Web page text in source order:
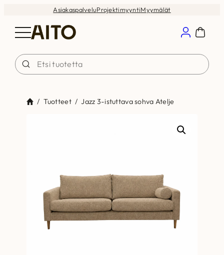
AsiakaspalveluProjektimyyntiMyymälät
/ Tuotteet / Jazz 3-istuttava sohva Atelje